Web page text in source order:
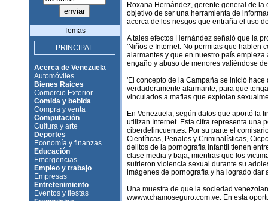
Temas
PRINCIPAL
Acerca de Venezuela
Automóviles
Bienes Raices
Comercio Exterior
Comida y bebida
Compra y venta
Computación
Cultura y arte
Deportes
Economía y finanzas
Educación
Emergencias
Empleo y trabajo
Empresas
Entretenimiento
Eventos y fiestas
Roxana Hernández, gerente general de
objetivo de ser una herramienta de
acerca de los riesgos que entraña el uso
A tales efectos Hernández señaló que la
'Niños e Internet: No permitas que hablen
alarmantes y que en nuestro país
engaño y abuso de menores valiéndose
'El concepto de la Campaña se inició
verdaderamente alarmante; para que
vinculados a mafias que explotan
En Venezuela, según datos que aportó la
utilizan Internet. Esta cifra representa una
ciberdelincuentes. Por su parte el
Científicas, Penales y Criminalísticas,
delitos de la pornografía infantil tienen
clase media y baja, mientras que los
sufrieron violencia sexual durante su
imágenes de pornografía y ha logrado
Una muestra de que la sociedad
wwww.chamoseguro.com.ve. En esta